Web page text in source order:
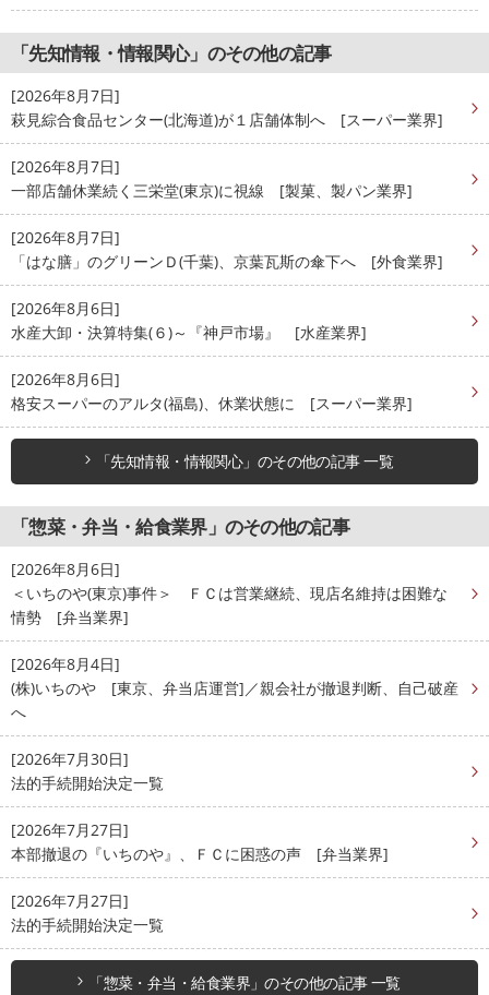
「先知情報・情報関心」のその他の記事
[2026年8月7日]
萩見綜合食品センター(北海道)が１店舗体制へ [スーパー業界]
[2026年8月7日]
一部店舗休業続く三栄堂(東京)に視線 [製菓、製パン業界]
[2026年8月7日]
「はな膳」のグリーンＤ(千葉)、京葉瓦斯の傘下へ [外食業界]
[2026年8月6日]
水産大卸・決算特集(６)～『神戸市場』 [水産業界]
[2026年8月6日]
格安スーパーのアルタ(福島)、休業状態に [スーパー業界]
「先知情報・情報関心」のその他の記事 一覧
「惣菜・弁当・給食業界」のその他の記事
[2026年8月6日]
＜いちのや(東京)事件＞ ＦＣは営業継続、現店名維持は困難な
情勢 [弁当業界]
[2026年8月4日]
(株)いちのや [東京、弁当店運営]／親会社が撤退判断、自己破産
へ
[2026年7月30日]
法的手続開始決定一覧
[2026年7月27日]
本部撤退の『いちのや』、ＦＣに困惑の声 [弁当業界]
[2026年7月27日]
法的手続開始決定一覧
「惣菜・弁当・給食業界」のその他の記事 一覧